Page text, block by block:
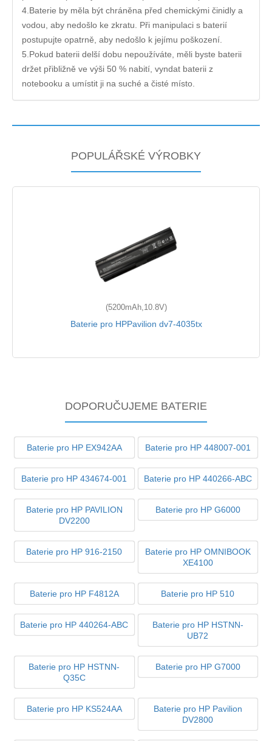
4.Baterie by měla být chráněna před chemickými činidly a
vodou, aby nedošlo ke zkratu. Při manipulaci s baterií
postupujte opatrně, aby nedošlo k jejímu poškození.
5.Pokud baterii delší dobu nepoužíváte, měli byste baterii
držet přibližně ve výši 50 % nabití, vyndat baterii z
notebooku a umístit ji na suché a čisté místo.
POPULÁŘSKÉ VÝROBKY
(5200mAh,10.8V)
Baterie pro HPPavilion dv7-4035tx
DOPORUČUJEME BATERIE
Baterie pro HP EX942AA Baterie pro HP 448007-001
Baterie pro HP 434674-001 Baterie pro HP 440266-ABC
Baterie pro HP PAVILION
DV2200
Baterie pro HP G6000
Baterie pro HP 916-2150
Baterie pro HP OMNIBOOK
XE4100
Baterie pro HP F4812A Baterie pro HP 510
Baterie pro HP 440264-ABC
Baterie pro HP HSTNN-
UB72
Baterie pro HP HSTNN-
Q35C
Baterie pro HP G7000
Baterie pro HP KS524AA
Baterie pro HP Pavilion
DV2800